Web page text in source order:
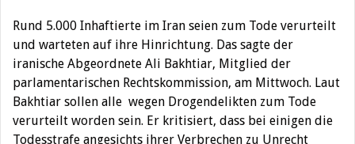
Rund 5.000 Inhaftierte im Iran seien zum Tode verurteilt
und warteten auf ihre Hinrichtung. Das sagte der
iranische Abgeordnete Ali Bakhtiar, Mitglied der
parlamentarischen Rechtskommission, am Mittwoch. Laut
Bakhtiar sollen alle wegen Drogendelikten zum Tode
verurteilt worden sein. Er kritisiert, dass bei einigen die
Todesstrafe angesichts ihrer Verbrechen zu Unrecht